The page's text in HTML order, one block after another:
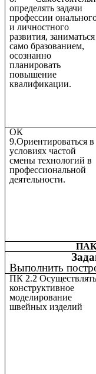
определять задачи
профессии
и личностного
развития, заниматься
само бразованием,
осознанно
планировать
повышение
квалификации.
ОК
9.Ориентироваться в
условиях частой
смены технологий в
профессиональной
деятельности.
Выполнить
ПК 2.2 Осуществлять
конструктивное
моделирование
швейных изделий